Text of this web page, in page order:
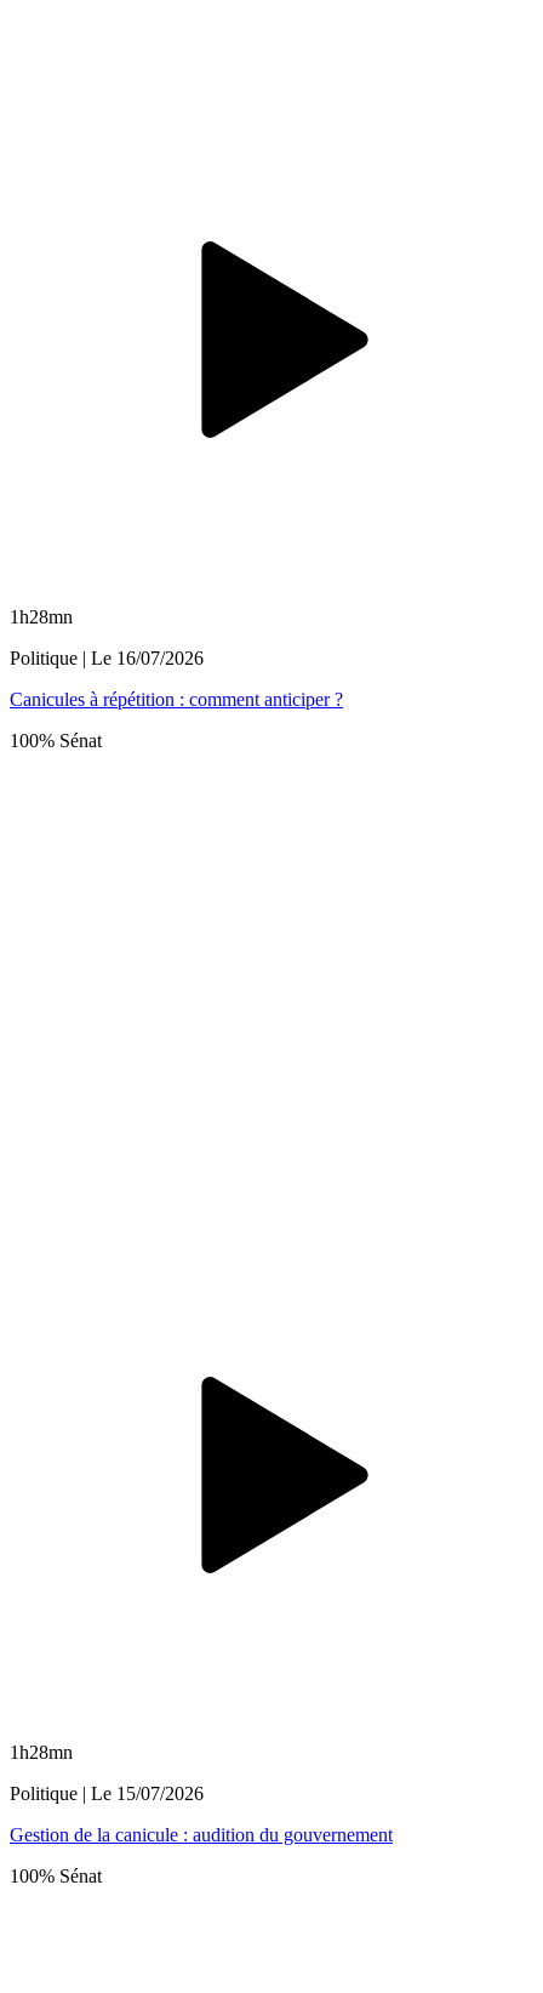
1h28mn
Politique | Le 16/07/2026
Canicules à répétition : comment anticiper ?
100% Sénat
1h28mn
Politique | Le 15/07/2026
Gestion de la canicule : audition du gouvernement
100% Sénat